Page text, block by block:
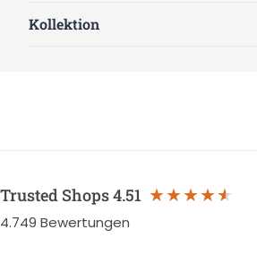
Kollektion
Trusted Shops4.51
4.749 Bewertungen